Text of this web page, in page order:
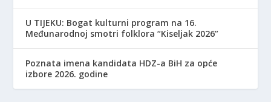
​U TIJEKU: Bogat kulturni program na 16.
Međunarodnoj smotri folklora “Kiseljak 2026”
Poznata imena kandidata HDZ-a BiH za opće
izbore 2026. godine